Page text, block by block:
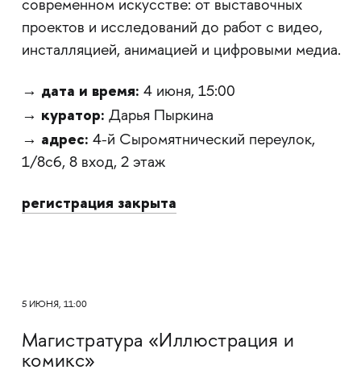
современном искусстве: от выставочных
проектов и исследований до работ с видео,
инсталляцией, анимацией и цифровыми медиа.
→ дата и время: 4 июня, 15:00
→ куратор: Дарья Пыркина
→ адрес: 4-й Сыромятнический переулок,
1/8с6, 8 вход, 2 этаж
регистрация закрыта
5 ИЮНЯ, 11:00
Магистратура «Иллюстрация и
комикс»